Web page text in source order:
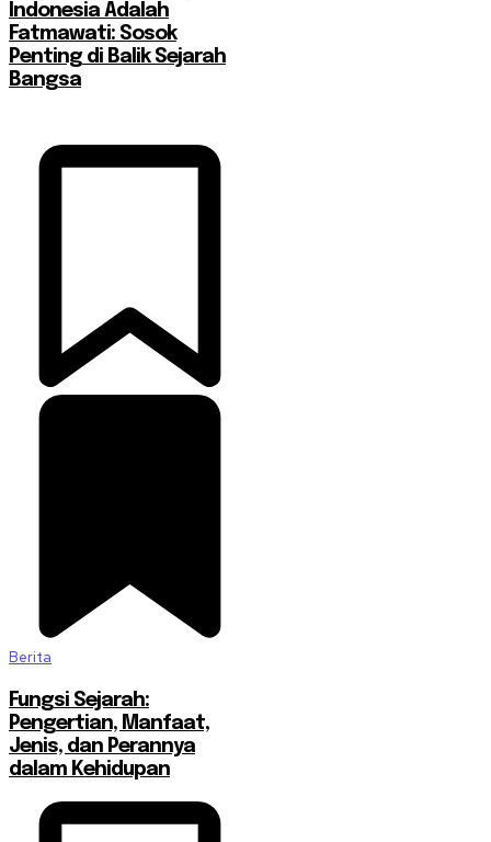
Indonesia Adalah
Fatmawati: Sosok
Penting di Balik Sejarah
Bangsa
Berita
Fungsi Sejarah:
Pengertian, Manfaat,
Jenis, dan Perannya
dalam Kehidupan